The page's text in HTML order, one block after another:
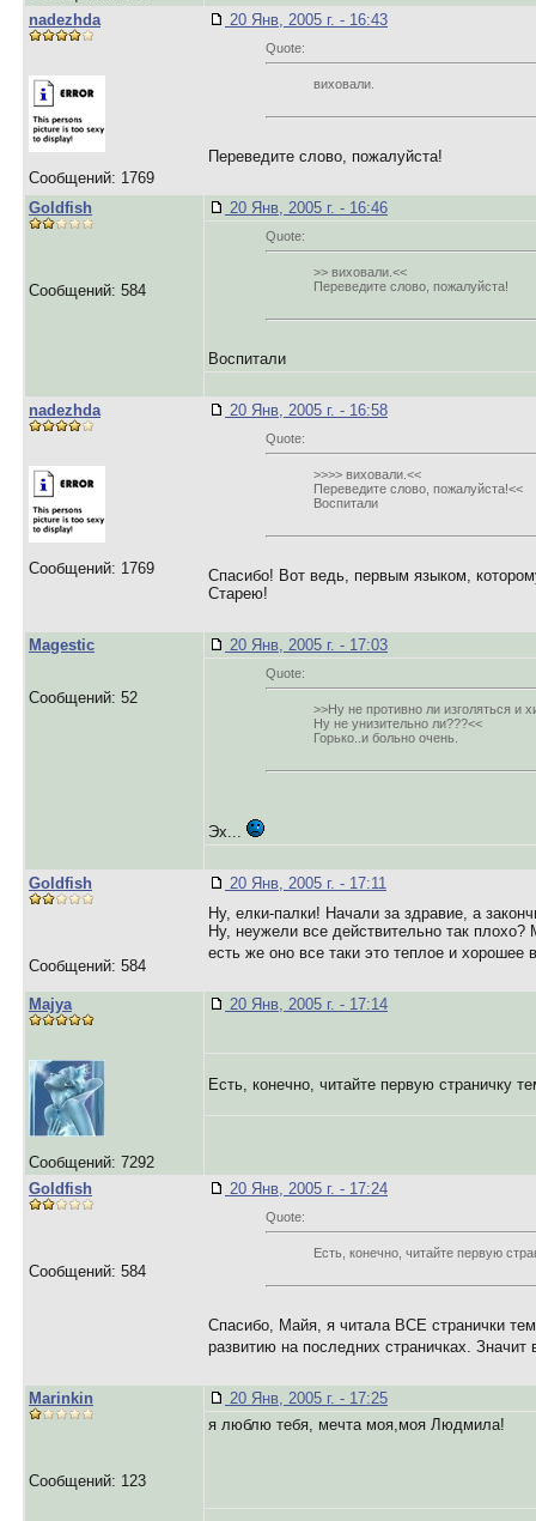
nadezhda
Сообщений: 1769
20 Янв, 2005 г. - 16:43
Quote:
виховали.
Переведите слово, пожалуйста!
Goldfish
Сообщений: 584
20 Янв, 2005 г. - 16:46
Quote:
>> виховали.<<
Переведите слово, пожалуйста!
Воспитали
nadezhda
Сообщений: 1769
20 Янв, 2005 г. - 16:58
Quote:
>>>> виховали.<<
Переведите слово, пожалуйста!<<
Воспитали
Спасибо! Вот ведь, первым языком,
Старею!
Magestic
Сообщений: 52
20 Янв, 2005 г. - 17:03
Quote:
>>Ну не противно ли изголяться и
Ну не унизительно ли???<<
Горько..и больно очень.
Эх...
Goldfish
Сообщений: 584
20 Янв, 2005 г. - 17:11
Ну, елки-палки! Начали за здравие, а
Ну, неужели все действительно так
есть же оно все таки это теплое и
Majya
Сообщений: 7292
20 Янв, 2005 г. - 17:14
Есть, конечно, читайте первую страничку
Goldfish
Сообщений: 584
20 Янв, 2005 г. - 17:24
Quote:
Есть, конечно, читайте первую
Спасибо, Майя, я читала ВСЕ странички
развитию на последних страничках. Значит
Marinkin
Сообщений: 123
20 Янв, 2005 г. - 17:25
я люблю тебя, мечта моя,моя Людмила!